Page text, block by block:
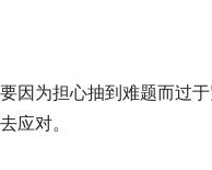
因为担心抽到难题而过
应对。